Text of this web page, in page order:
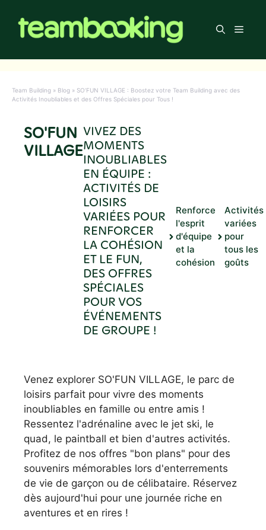
contenu
Menu
Team Building » Blog » SO’FUN VILLAGE : Boostez votre Team Building avec des
Activités Inoubliables et des Offres Spéciales pour Tous !
SO'FUN
VILLAGE
VIVEZ DES
MOMENTS
INOUBLIABLES
EN ÉQUIPE :
ACTIVITÉS DE
LOISIRS
VARIÉES POUR
RENFORCER
LA COHÉSION
ET LE FUN,
DES OFFRES
SPÉCIALES
POUR VOS
ÉVÉNEMENTS
DE GROUPE !
Renforce
l'esprit
d'équipe
et la
cohésion
Activités
variées
pour
tous les
goûts
Venez explorer SO'FUN VILLAGE, le parc de
loisirs parfait pour vivre des moments
inoubliables en famille ou entre amis !
Ressentez l'adrénaline avec le jet ski, le
quad, le paintball et bien d'autres activités.
Profitez de nos offres "bon plans" pour des
souvenirs mémorables lors d'enterrements
de vie de garçon ou de célibataire. Réservez
dès aujourd'hui pour une journée riche en
aventures et en rires !